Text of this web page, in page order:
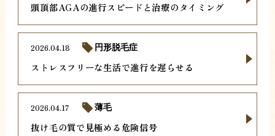
頭頂部AGAの進行スピードと治療のタイミング
ストレスフリーな生活で進行を遅らせる
2026.04.18 円形脱毛症
抜け毛の質で見極める危険信号
2026.04.17 薄毛